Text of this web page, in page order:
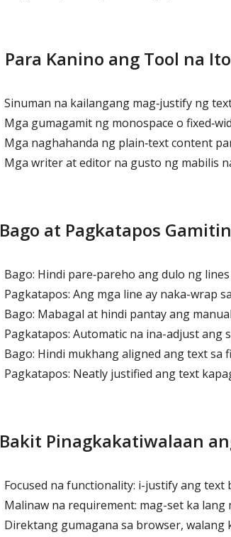
Para Kanino ang Tool na Ito
Sinuman na kailangang mag‑justify ng
Mga gumagamit ng monospace o
Mga naghahanda ng plain‑text content
Mga writer at editor na gusto ng mabilis
Bago at Pagkatapos
Bago: Hindi pare‑pareho ang dulo ng
Pagkatapos: Ang mga line ay naka-wrap
Bago: Mabagal at hindi pantay ang
Pagkatapos: Automatic na ina-adjust ang
Bago: Hindi mukhang aligned ang text sa
Pagkatapos: Neatly justified ang text
Bakit Pinagkakatiwalaan
Focused na functionality: i-justify ang
Malinaw na requirement: mag-set ka
Direktang gumagana sa browser, walang